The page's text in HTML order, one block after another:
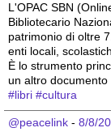
L'OPAC SBN
Bibliotecario
patrimonio di oltre
enti locali,
È lo strumento
un altro documento
#libri #cultura
@peacelink - 8/8/